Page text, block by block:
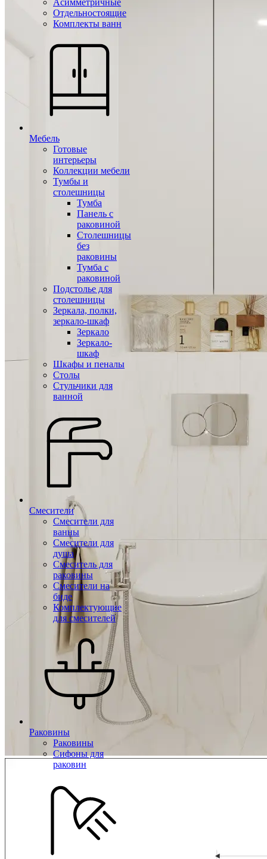
Асимметричные
Отдельностоящие
Комплекты ванн
Мебель
Готовые
интерьеры
Коллекции мебели
Тумбы и
столешницы
Тумба
Панель с
раковиной
Столешницы
без
раковины
Тумба с
раковиной
Подстолье для
столешницы
Зеркала, полки,
зеркало-шкаф
Зеркало
Зеркало-
шкаф
Шкафы и пеналы
Столы
Стульчики для
ванной
Смесители
Смесители для
ванны
Смесители для
душа
Смеситель для
раковины
Смесители на
биде
Комплектующие
для смесителей
Раковины
Раковины
Сифоны для
раковин